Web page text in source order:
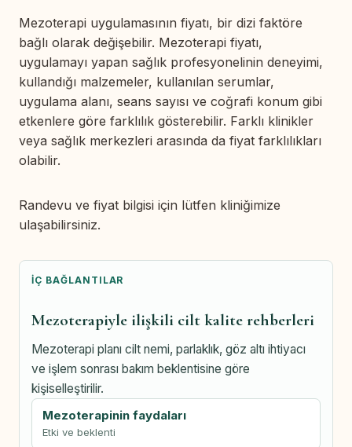
Mezoterapi uygulamasının fiyatı, bir dizi faktöre
bağlı olarak değişebilir. Mezoterapi fiyatı,
uygulamayı yapan sağlık profesyonelinin deneyimi,
kullandığı malzemeler, kullanılan serumlar,
uygulama alanı, seans sayısı ve coğrafi konum gibi
etkenlere göre farklılık gösterebilir. Farklı klinikler
veya sağlık merkezleri arasında da fiyat farklılıkları
olabilir.
Randevu ve fiyat bilgisi için lütfen kliniğimize
ulaşabilirsiniz.
İÇ BAĞLANTILAR
Mezoterapiyle ilişkili cilt kalite rehberleri
Mezoterapi planı cilt nemi, parlaklık, göz altı ihtiyacı
ve işlem sonrası bakım beklentisine göre
kişiselleştirilir.
Mezoterapinin faydaları
Etki ve beklenti